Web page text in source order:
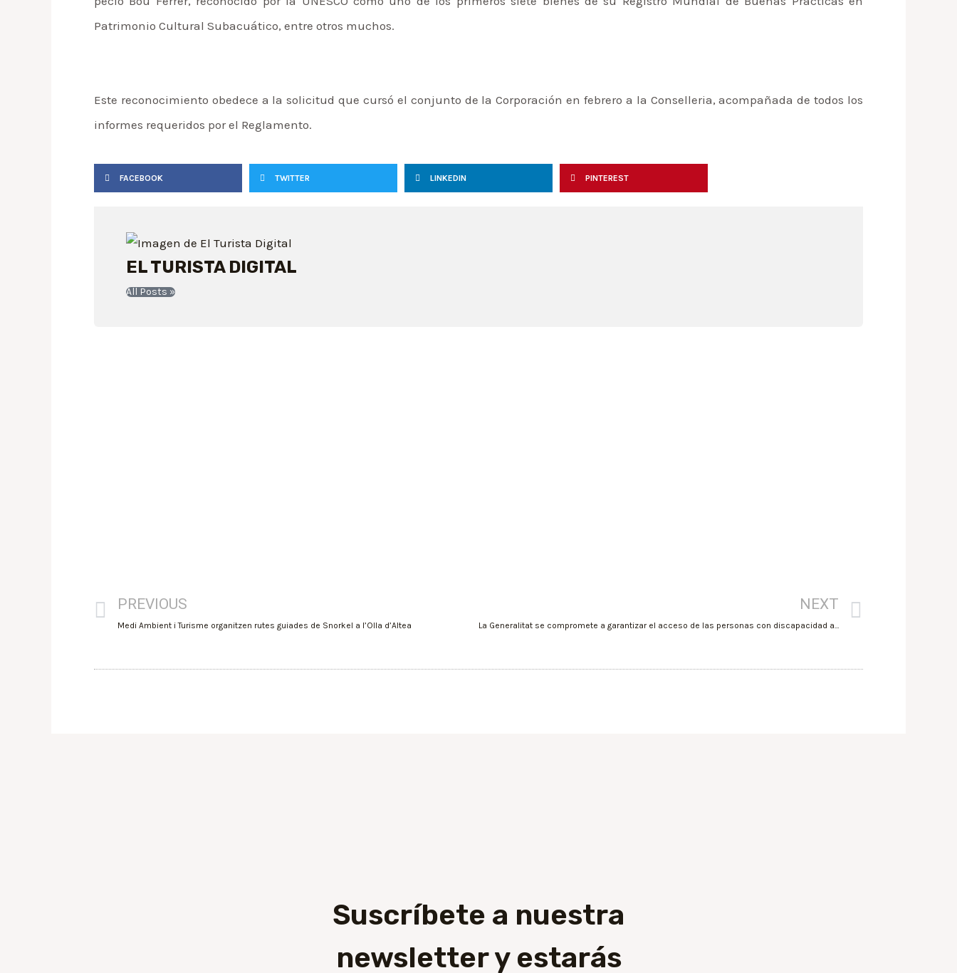
Patrimonio Cultural Subacuático, entre otros muchos.
Este reconocimiento obedece a la solicitud que cursó el conjunto de la Corporación en febrero a la Conselleria, acompañada de todos los
informes requeridos por el Reglamento.
FACEBOOK TWITTER LINKEDIN PINTEREST
EL TURISTA DIGITAL
All Posts »
PREVIOUS
Medi Ambient i Turisme organitzen rutes guiades de Snorkel a l’Olla d’Altea
NEXT
La Generalitat se compromete a garantizar el acceso de las personas con discapacidad al transporte público
Suscríbete a nuestra
newsletter y estarás